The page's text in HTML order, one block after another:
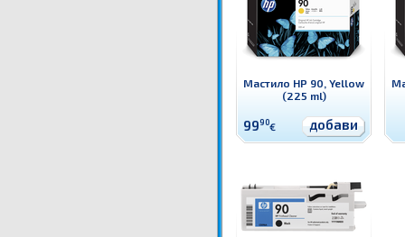
Мастило HP 90, Yellow
(225 ml)
9990€ добави